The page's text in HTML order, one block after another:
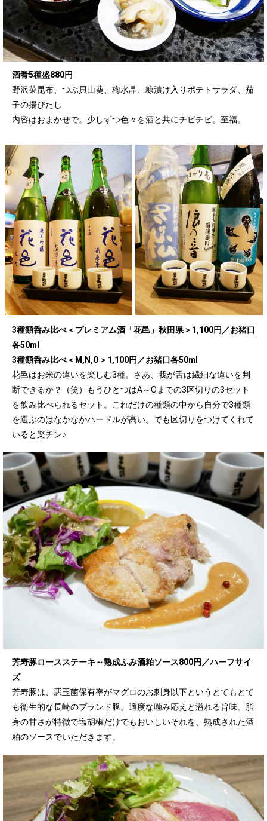
酒肴5種盛880円
野沢菜昆布、つぶ貝山葵、梅水晶、糠漬け入りポテトサラダ、茄
子の揚びたし
内容はおまかせで。少しずつ色々を酒と共にチビチビ。至福。
3種類呑み比べ＜プレミアム酒「花邑」秋田県＞1,100円／お猪口
各50ml
3種類呑み比べ＜M,N,O＞1,100円／お猪口各50ml
花邑はお米の違いを楽しむ3種。さあ、我が舌は繊細な違いを判
断できるか？（笑）もうひとつはA～Oまでの3区切りの3セット
を飲み比べられるセット。これだけの種類の中から自分で3種類
を選ぶのはなかなかハードルが高い。でも区切りをつけてくれて
いると楽チン♪
芳寿豚ロースステーキ～熟成ふみ酒粕ソース800円／ハーフサイ
ズ
芳寿豚は、悪玉菌保有率がマグロのお刺身以下というとてもとて
も衛生的な長崎のブランド豚。適度な噛み応えと溢れる旨味、脂
身の甘さが特徴で塩胡椒だけでもおいしいそれを、熟成された酒
粕のソースでいただきます。